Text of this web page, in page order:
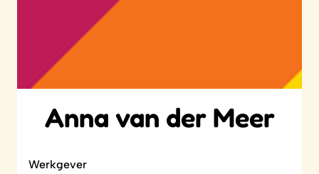
Anna van der Meer
Werkgever